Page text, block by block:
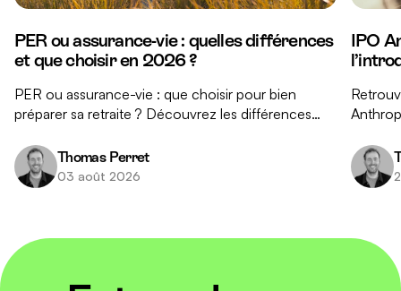
PER ou assurance-vie : quelles différences
et que choisir en 2026 ?
PER ou assurance-vie : que choisir pour bien
préparer sa retraite ? Découvrez les différences
pour faire le bon choix.
Thomas Perret
03 août 2026
IPO